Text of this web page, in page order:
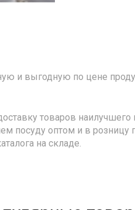
и выгодную по цене
товаров
посуду оптом и в
на складе.